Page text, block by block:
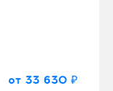
от 33 630 ₽